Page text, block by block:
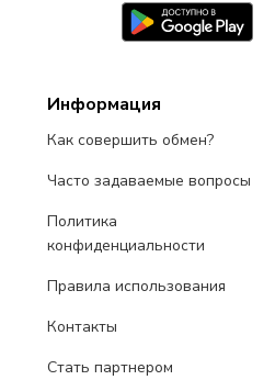
Информация
Как совершить обмен?
Часто задаваемые вопросы
Политика
конфиденциальности
Правила использования
Контакты
Стать партнером